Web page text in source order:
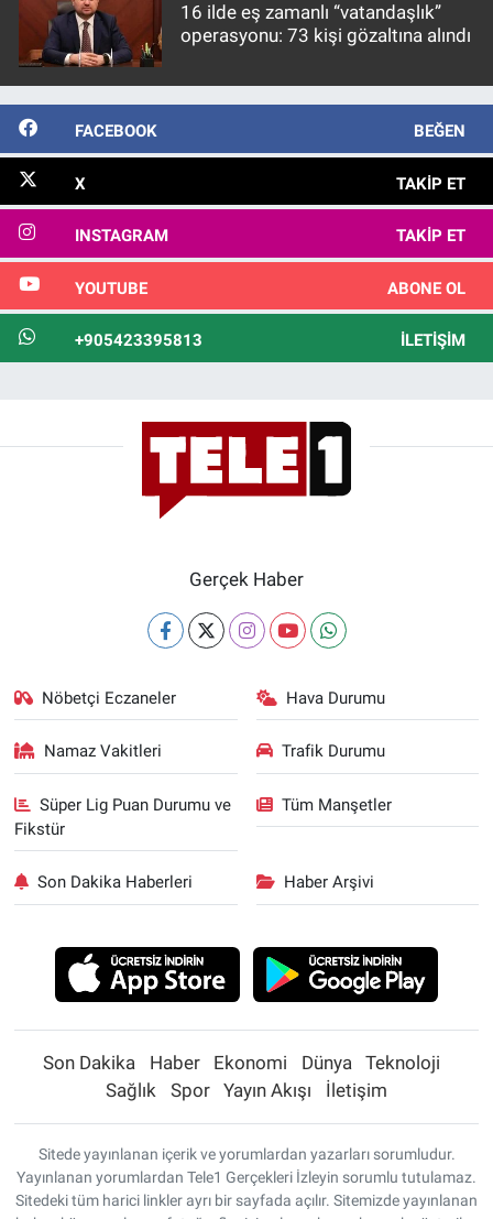
16 ilde eş zamanlı “vatandaşlık”
operasyonu: 73 kişi gözaltına alındı
FACEBOOK BEĞEN
X TAKIP ET
INSTAGRAM TAKIP ET
YOUTUBE ABONE OL
+905423395813 İLETIŞIM
Gerçek Haber
Nöbetçi Eczaneler Hava Durumu
Namaz Vakitleri Trafik Durumu
Süper Lig Puan Durumu ve
Fikstür
Tüm Manşetler
Son Dakika Haberleri Haber Arşivi
Son Dakika Haber Ekonomi Dünya
Teknoloji
Sağlık
Spor Yayın Akışı İletişim
Sitede yayınlanan içerik ve yorumlardan yazarları sorumludur.
Yayınlanan yorumlardan Tele1 Gerçekleri İzleyin sorumlu tutulamaz.
Sitedeki tüm harici linkler ayrı bir sayfada açılır. Sitemizde yayınlanan